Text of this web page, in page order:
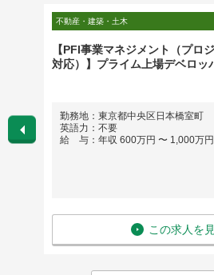
不動産・建築・土木
【PFI事業マネジメント（プロ
対応）】プライム上場デベロッ
勤務地：東京都中央区日本橋室町
英語力：不要
給 与：年収 600万円 〜 1,000万円
この求人を